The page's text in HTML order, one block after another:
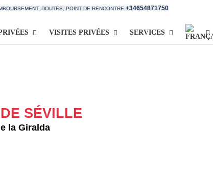
DOUTES, POINT DE RENCONTRE +34654871750
VISITES PRIVÉES SERVICES
SÉVILLE
la Giralda